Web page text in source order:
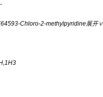
3-Chloro-2-methylpyridine展开∨